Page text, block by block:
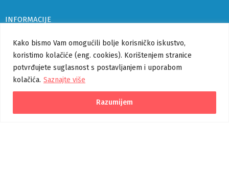
Kako bismo Vam omogućili bolje korisničko iskustvo,
koristimo kolačiće (eng. cookies). Korištenjem stranice
potvrđujete suglasnost s postavljanjem i uporabom
kolačića. Saznajte više
Razumijem
INFORMACIJE
Uvjeti korištenja i politika privatnosti
Izjava o pristupačnosti
Korisničke upute